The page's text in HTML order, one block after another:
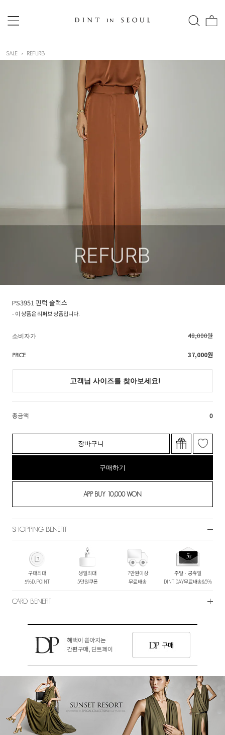
SALE REFURB
PS3951 핀턱 슬랙스
- 이 상품은 리퍼브 상품입니다.
소비자가 48,000원
PRICE 37,000원
총금액 0
장바구니
구매하기
SHOPPING BENEFIT
구매최대
5%D.POINT
생일최대
5만원쿠폰
7만원이상
무료배송
주말ㆍ공휴일
DINT DAY무료배송&5%
CARD BENEFIT